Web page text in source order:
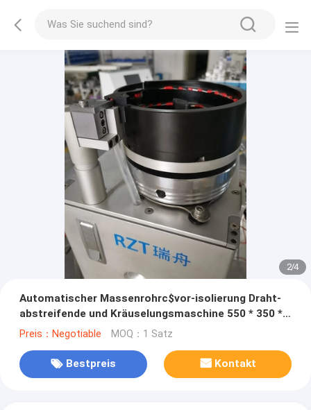
2/4
Automatischer Massenrohrc$vor-isolierung Draht-
abstreifende und Kräuselungsmaschine 550 * 350 *
405MM
Preis：Negotiable MOQ：1 Satz
Bestpreis Kontakt